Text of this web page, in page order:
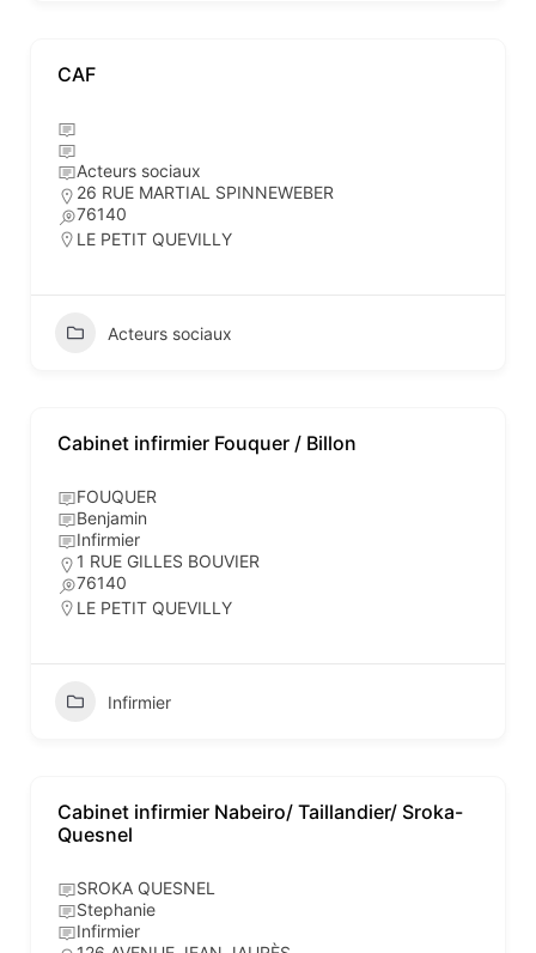
CAF
Acteurs sociaux
26 RUE MARTIAL SPINNEWEBER
76140
LE PETIT QUEVILLY
Acteurs sociaux
Cabinet infirmier Fouquer / Billon
FOUQUER
Benjamin
Infirmier
1 RUE GILLES BOUVIER
76140
LE PETIT QUEVILLY
Infirmier
Cabinet infirmier Nabeiro/ Taillandier/ Sroka-
Quesnel
SROKA QUESNEL
Stephanie
Infirmier